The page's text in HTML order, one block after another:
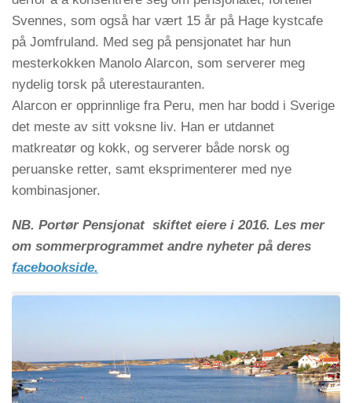
Svennes, som også har vært 15 år på Hage kystcafe
på Jomfruland. Med seg på pensjonatet har hun
mesterkokken Manolo Alarcon, som serverer meg
nydelig torsk på uterestauranten.
Alarcon er opprinnlige fra Peru, men har bodd i Sverige
det meste av sitt voksne liv. Han er utdannet
matkreatør og kokk, og serverer både norsk og
peruanske retter, samt eksprimenterer med nye
kombinasjoner.
NB. Portør Pensjonat skiftet eiere i 2016. Les mer
om sommerprogrammet andre nyheter på deres
facebookside.